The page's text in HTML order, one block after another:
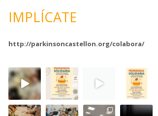
IMPLÍCATE
http://parkinsoncastellon.org/colabora/